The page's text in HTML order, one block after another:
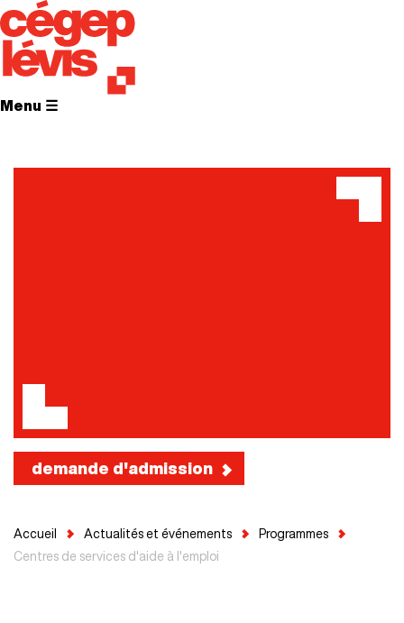
Menu ☰
demande d'admission
Accueil Actualités et événements
Programmes
Centres de services d'aide à l'emploi